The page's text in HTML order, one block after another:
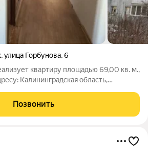
,улица Горбунова,6
квартиру площадью 69,00 кв. м.,
Калининградская область,
лицо). Кадастровый номер объекта
Позвонить